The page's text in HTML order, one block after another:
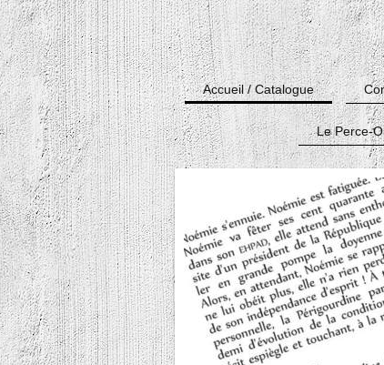
Accueil / Catalogue
Le Perce-